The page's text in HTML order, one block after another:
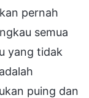
pernah
semua
yang tidak
puing dan